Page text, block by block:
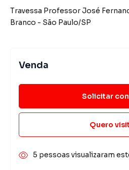
Travessa Professor José
Branco - São Paulo/SP
Venda
Solicitar
Quero
5 pessoas visualizaram